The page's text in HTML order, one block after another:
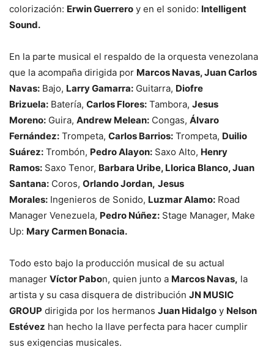
colorización: Erwin Guerrero y en el sonido: Intelligent
Sound.
En la parte musical el respaldo de la orquesta venezolana
que la acompaña dirigida por Marcos Navas, Juan Carlos
Navas: Bajo, Larry Gamarra: Guitarra, Diofre
Brizuela: Batería, Carlos Flores: Tambora, Jesus
Moreno: Guira, Andrew Melean: Congas, Álvaro
Fernández: Trompeta, Carlos Barrios: Trompeta, Duilio
Suárez: Trombón, Pedro Alayon: Saxo Alto, Henry
Ramos: Saxo Tenor, Barbara Uribe, Llorica Blanco, Juan
Santana: Coros, Orlando Jordan, Jesus
Morales: Ingenieros de Sonido, Luzmar Alamo: Road
Manager Venezuela, Pedro Núñez: Stage Manager, Make
Up: Mary Carmen Bonacia.
Todo esto bajo la producción musical de su actual
manager Víctor Pabon, quien junto a Marcos Navas, la
artista y su casa disquera de distribución JN MUSIC
GROUP dirigida por los hermanos Juan Hidalgo y Nelson
Estévez han hecho la llave perfecta para hacer cumplir
sus exigencias musicales.